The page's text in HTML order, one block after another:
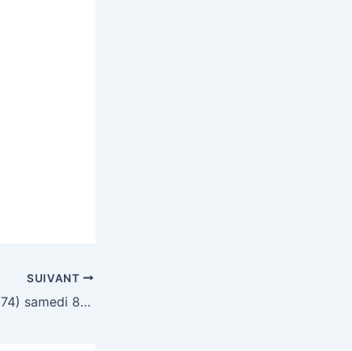
SUIVANT
Loto Cran-Gevrier (74) samedi 8 octobre 2011